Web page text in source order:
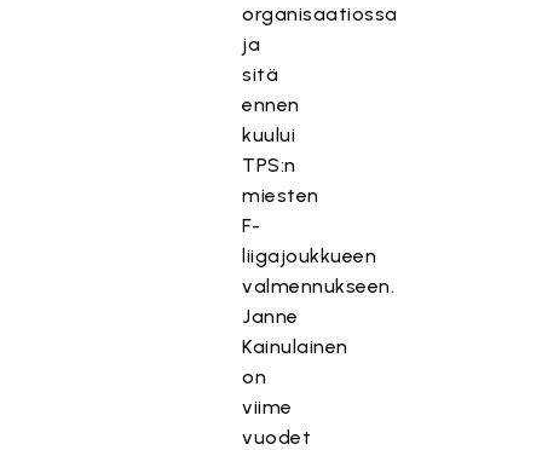
organisaatiossa
ja
sitä
ennen
kuului
TPS:n
miesten
F-
liigajoukkueen
valmennukseen.
Janne
Kainulainen
on
viime
vuodet